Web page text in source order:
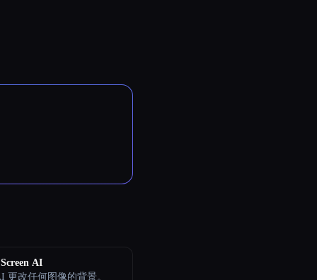
AI
更改任何图像的背景。